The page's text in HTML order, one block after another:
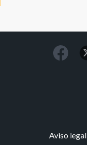
Aviso legal